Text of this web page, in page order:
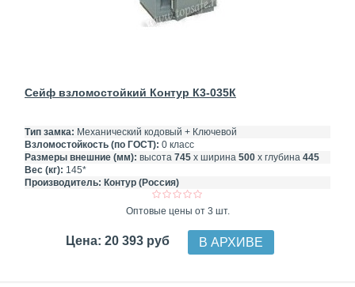
Сейф взломостойкий Контур К3-035К
Тип замка: Механический кодовый + Ключевой
Взломостойкость (по ГОСТ): 0 класс
Размеры внешние (мм): высота 745 х ширина 500 х глубина 445
Вес (кг): 145*
Производитель: Контур (Россия)
Оптовые цены от 3 шт.
Цена: 20 393 руб В АРХИВЕ